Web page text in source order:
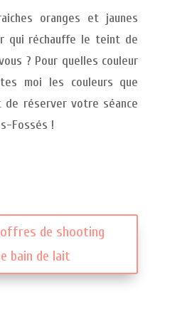
oranges et jaunes
qui réchauffe le teint de
? Pour quelles couleur
moi les couleurs que
de réserver votre séance
Fossés !
de shooting
bain de lait